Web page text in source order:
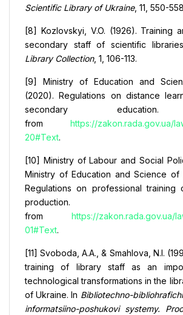
Scientific Library of Ukraine, 11, 550-
[8] Kozlovskyi, V.O. (1926). Training
secondary staff of scientific
Library Collection, 1, 106-113.
[9] Ministry of Education and
(2020). Regulations on distance
secondary education.
from https://zakon.rada.gov.ua/
20#Text.
[10] Ministry of Labour and Social
Ministry of Education and Science of
Regulations on professional training
production.
from https://zakon.rada.gov.ua/
01#Text.
[11] Svoboda, A.A., & Smahlova, N.I.
training of library staff as an
technological transformations in the
of Ukraine. In Bibliotechno-
informatsiino-poshukovi systemy.